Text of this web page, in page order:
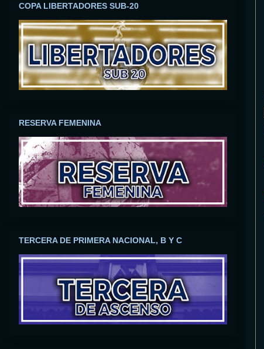
COPA LIBERTADORES SUB-20
RESERVA FEMENINA
TERCERA DE PRIMERA NACIONAL, B Y C